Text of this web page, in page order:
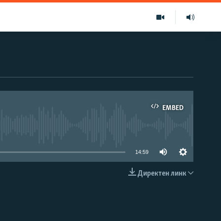
EMBED
EMBED
14:59
Директен линк